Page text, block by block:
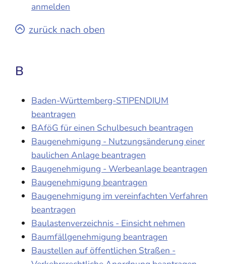
anmelden
zurück nach oben
B
Baden-Württemberg-STIPENDIUM
beantragen
BAföG für einen Schulbesuch beantragen
Baugenehmigung - Nutzungsänderung einer
baulichen Anlage beantragen
Baugenehmigung - Werbeanlage beantragen
Baugenehmigung beantragen
Baugenehmigung im vereinfachten Verfahren
beantragen
Baulastenverzeichnis - Einsicht nehmen
Baumfällgenehmigung beantragen
Baustellen auf öffentlichen Straßen -